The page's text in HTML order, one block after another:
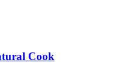
Cook